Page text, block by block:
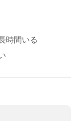
時間いる